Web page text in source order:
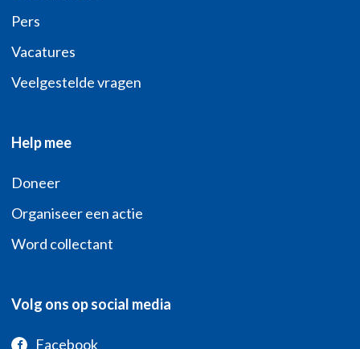
Pers
Vacatures
Veelgestelde vragen
Help mee
Doneer
Organiseer een actie
Word collectant
Volg ons op social media
Facebook